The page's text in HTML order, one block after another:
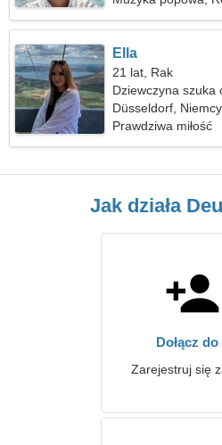
Ella
21 lat, Rak
Dziewczyna szuka
Düsseldorf, Niemcy
Prawdziwa miłość
Jak działa
Dołącz do
Zarejestruj się